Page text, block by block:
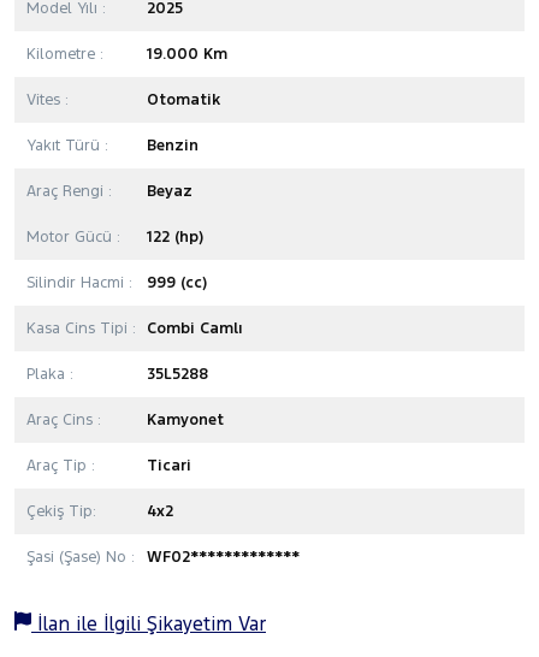
Model Yılı : 2025
Kilometre : 19.000 Km
Vites : Otomatik
Yakıt Türü : Benzin
Araç Rengi : Beyaz
Motor Gücü : 122 (hp)
Silindir Hacmi : 999 (cc)
Kasa Cins Tipi : Combi Camlı
Plaka : 35L5288
Araç Cins : Kamyonet
Araç Tip : Ticari
Çekiş Tip: 4x2
Şasi (Şase) No : WF02*************
İlan ile İlgili Şikayetim Var